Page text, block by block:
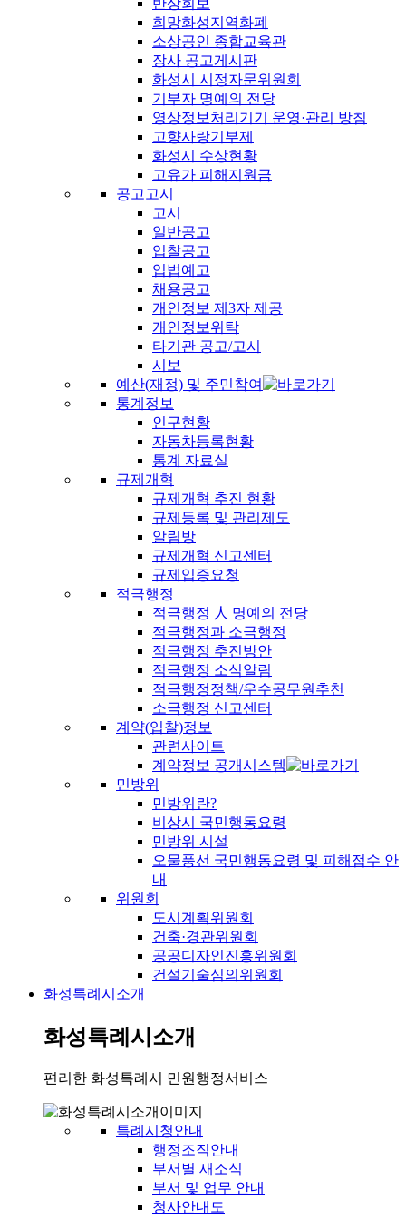
반상회보
희망화성지역화폐
소상공인 종합교육관
장사 공고게시판
화성시 시정자문위원회
기부자 명예의 전당
영상정보처리기기 운영·관리 방침
고향사랑기부제
화성시 수상현황
고유가 피해지원금
공고고시
고시
일반공고
입찰공고
입법예고
채용공고
개인정보 제3자 제공
개인정보위탁
타기관 공고/고시
시보
예산(재정) 및 주민참여
통계정보
인구현황
자동차등록현황
통계 자료실
규제개혁
규제개혁 추진 현황
규제등록 및 관리제도
알림방
규제개혁 신고센터
규제입증요청
적극행정
적극행정 人 명예의 전당
적극행정과 소극행정
적극행정 추진방안
적극행정 소식알림
적극행정정책/우수공무원추천
소극행정 신고센터
계약(입찰)정보
관련사이트
계약정보 공개시스템
민방위
민방위란?
비상시 국민행동요령
민방위 시설
오물풍선 국민행동요령 및 피해접수 안
내
위원회
도시계획위원회
건축·경관위원회
공공디자인진흥위원회
건설기술심의위원회
화성특례시소개
화성특례시소개
편리한 화성특례시 민원행정서비스
특례시청안내
행정조직안내
부서별 새소식
부서 및 업무 안내
청사안내도